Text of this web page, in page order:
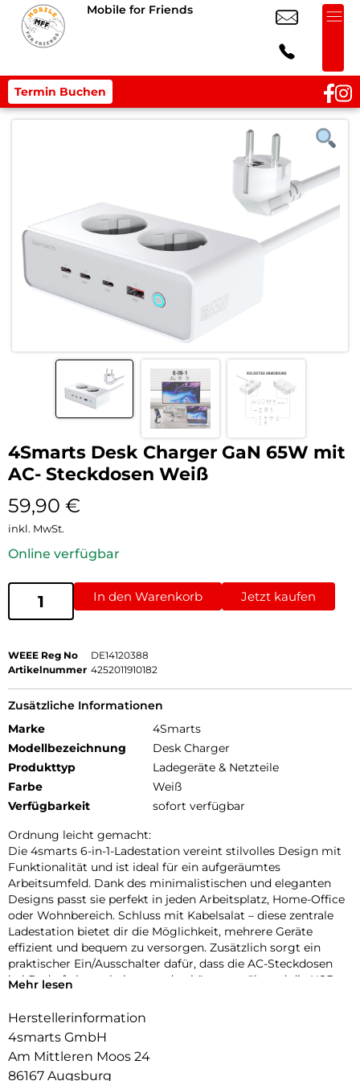
Mobile for Friends
Termin Buchen
4Smarts Desk Charger GaN 65W mit
AC- Steckdosen Weiß
59,90 €
inkl. MwSt.
Online verfügbar
In den Warenkorb Jetzt kaufen
WEEE Reg No
DE14120388
Artikelnummer 4252011910182
Zusätzliche Informationen
Marke
4Smarts
Modellbezeichnung
Desk Charger
Produkttyp
Ladegeräte & Netzteile
Farbe
Weiß
Verfügbarkeit
sofort verfügbar
Ordnung leicht gemacht:
Die 4smarts 6-in-1-Ladestation vereint stilvolles Design mit
Funktionalität und ist ideal für ein aufgeräumtes
Arbeitsumfeld. Dank des minimalistischen und eleganten
Designs passt sie perfekt in jeden Arbeitsplatz, Home-Office
oder Wohnbereich. Schluss mit Kabelsalat – diese zentrale
Ladestation bietet dir die Möglichkeit, mehrere Geräte
effizient und bequem zu versorgen. Zusätzlich sorgt ein
praktischer Ein/Ausschalter dafür, dass die AC-Steckdosen
bei Bedarf abgeschaltet werden können, während die USB-
Perfekte Flexibilität für deinen Alltag:
Mit 3 USB-C-Anschlüssen (bis zu 65W Power Delivery), 1
USB-A-Anschluss und 2 AC-Steckdosen (4000W) ist die
4smarts 6-in-1-Ladestation ideal, um all deine Geräte zu laden
Mehr lesen
Herstellerinformation
4smarts GmbH
Am Mittleren Moos 24
86167 Augsburg